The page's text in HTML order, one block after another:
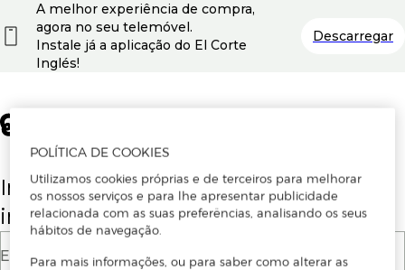
Insira o seu email para se registar ou
iniciar sessão.
E-mail
A melhor experiência de compra,
agora no seu telemóvel.
Instale já a aplicação do El Corte
Inglés!
Descarregar
POLÍTICA DE COOKIES
Utilizamos cookies próprias e de terceiros para melhorar
os nossos serviços e para lhe apresentar publicidade
relacionada com as suas preferências, analisando os seus
hábitos de navegação.
Para mais informações, ou para saber como alterar as